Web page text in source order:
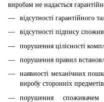
виробам не надається
відсутності гарантійного
відсутності підпису
порушення цілісності
порушення правил
наявності механічних
виробу сторонніх
порушення споживачем